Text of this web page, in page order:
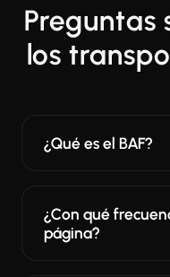
Preguntas
los
¿Qué es el BAF?
¿Con qué
página?